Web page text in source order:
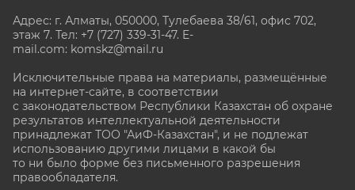
Адрес: г. Алматы, 050000, Тулебаева 38/61, офис 702,
этаж 7. Тел: +7 (727) 339-31-47. E-
mail.com: komskz@mail.ru
Исключительные права на материалы, размещённые
на интернет-сайте, в соответствии
с законодательством Республики Казахстан об охране
результатов интеллектуальной деятельности
принадлежат ТОО "АиФ-Казахстан", и не подлежат
использованию другими лицами в какой бы
то ни было форме без письменного разрешения
правообладателя.